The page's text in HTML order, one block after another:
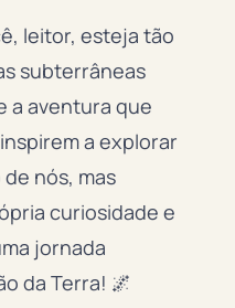
leitor, esteja tão
subterrâneas
a aventura que
a explorar
nós, mas
curiosidade e
jornada
da Terra! 🌌